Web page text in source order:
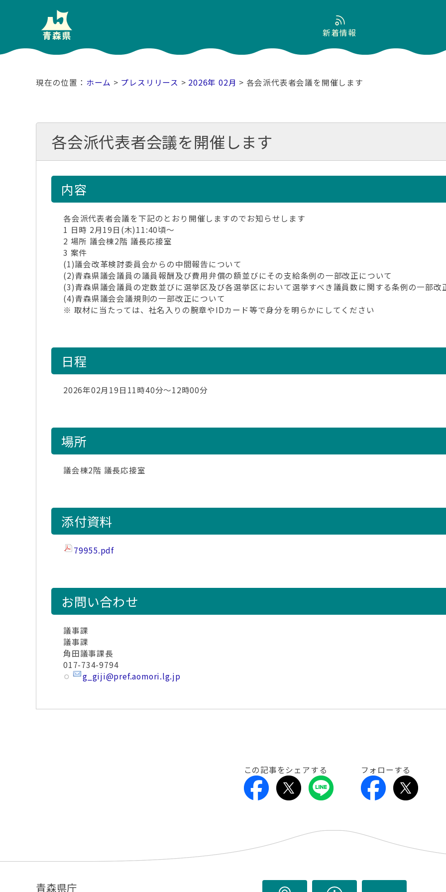
新着情報
ホーム > プレスリリース > 2026年 02月 > 各会派代表者会議を開催します
各会派代表者会議を開催します
内容
各会派代表者会議を下記のとおり開催しますのでお知らせします
1 日時 2月19日(木)11:40頃～
2 場所 議会棟2階 議長応接室
3 案件
(1)議会改革検討委員会からの中間報告について
(2)青森県議会議員の議員報酬及び費用弁償の額並びにその支給条例の一部改正について
(3)青森県議会議員の定数並びに選挙区及び各選挙区において選挙すべき議員数に関する条例の一部改
(4)青森県議会会議規則の一部改正について
※ 取材に当たっては、社名入りの腕章やIDカード等で身分を明らかにしてください
日程
2026年02月19日11時40分～12時00分
場所
議会棟2階 議長応接室
添付資料
79955.pdf
お問い合わせ
議事課
議事課
角田議事課長
017-734-9794
g_giji@pref.aomori.lg.jp
この記事をシェアする フォローする
青森県庁